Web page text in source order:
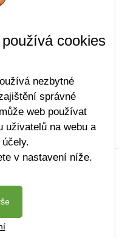
webu
Děčín &
| Na redakčním
cookies
nezbytné
správné
web používat
uživatelů na webu a
v nastavení níže.